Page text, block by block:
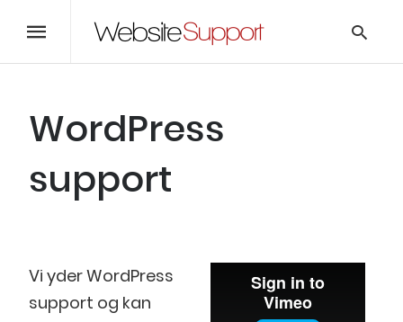
WordPress
support
Vi yder WordPress
support og kan